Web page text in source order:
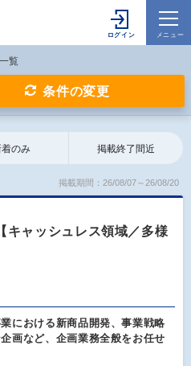
覧
条件の変更
のみ 掲載終了間近
掲載期間：26/08/07～26/08/20
キャッシュレス領域／多様
における新商品開発、事業戦略
画など、企画業務全般をお任せ